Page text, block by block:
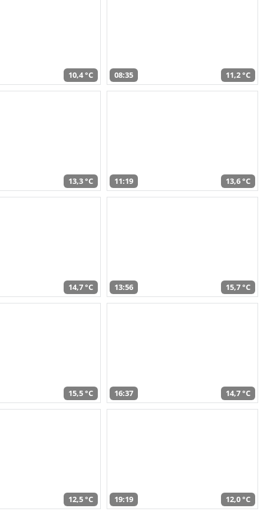
10,4 °C 08:35 11,2 °C
13,3 °C 11:19 13,6 °C
14,7 °C 13:56 15,7 °C
15,5 °C 16:37 14,7 °C
12,5 °C 19:19 12,0 °C